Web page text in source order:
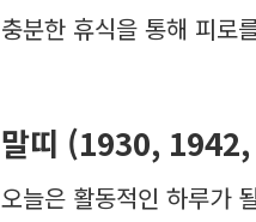
충분한 휴식을 통해 피로
말띠 (1930,
오늘은 활동적인 하루가